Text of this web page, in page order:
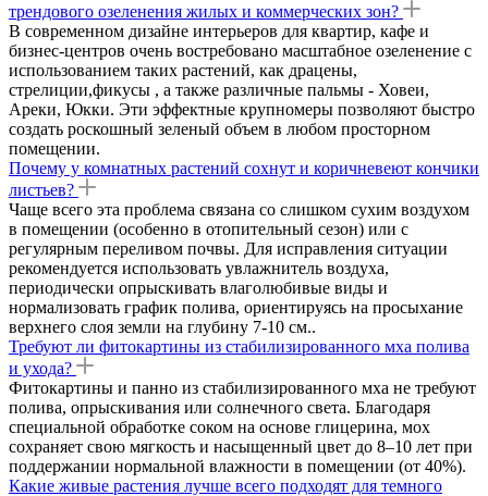
трендового озеленения жилых и коммерческих зон?
В современном дизайне интерьеров для квартир, кафе и
бизнес-центров очень востребовано масштабное озеленение с
использованием таких растений, как драцены,
стрелиции,фикусы , а также различные пальмы - Ховеи,
Ареки, Юкки. Эти эффектные крупномеры позволяют быстро
создать роскошный зеленый объем в любом просторном
помещении.
Почему у комнатных растений сохнут и коричневеют кончики
листьев?
Чаще всего эта проблема связана со слишком сухим воздухом
в помещении (особенно в отопительный сезон) или с
регулярным переливом почвы. Для исправления ситуации
рекомендуется использовать увлажнитель воздуха,
периодически опрыскивать влаголюбивые виды и
нормализовать график полива, ориентируясь на просыхание
верхнего слоя земли на глубину 7-10 см..
Требуют ли фитокартины из стабилизированного мха полива
и ухода?
Фитокартины и панно из стабилизированного мха не требуют
полива, опрыскивания или солнечного света. Благодаря
специальной обработке соком на основе глицерина, мох
сохраняет свою мягкость и насыщенный цвет до 8–10 лет при
поддержании нормальной влажности в помещении (от 40%).
Какие живые растения лучше всего подходят для темного